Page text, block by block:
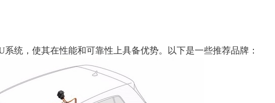
系统，使其在性能和可靠性上具备优势。以下是一些推荐品牌：